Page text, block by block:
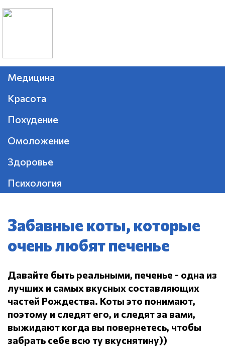
Медицина
Красота
Похудение
Омоложение
Здоровье
Психология
Забавные коты, которые
очень любят печенье
Давайте быть реальными, печенье - одна из
лучших и самых вкусных составляющих
частей Рождества. Коты это понимают,
поэтому и следят его, и следят за вами,
выжидают когда вы повернетесь, чтобы
забрать себе всю ту вкуснятину))